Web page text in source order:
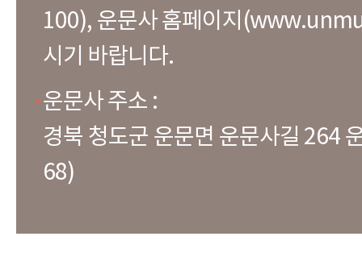
100), 운문사 홈페이지
시기 바랍니다.
운문사 주소 :
경북 청도군 운문면 운문사길 264
68)